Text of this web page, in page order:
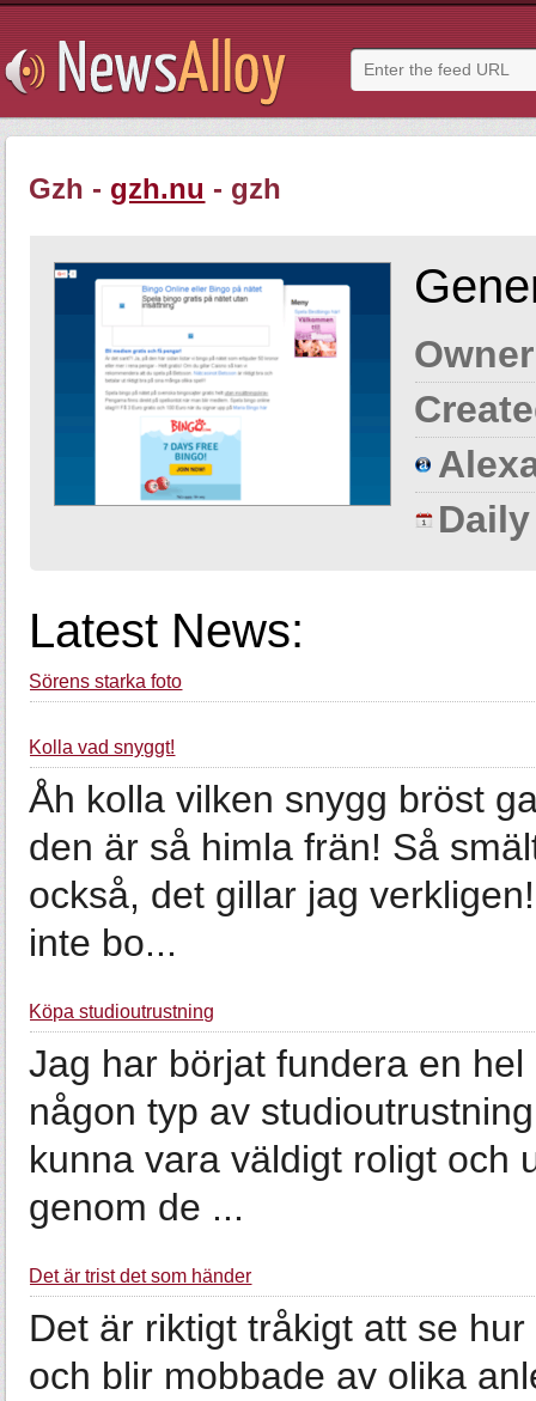
Gzh - gzh.nu - gzh
Latest News:
Sörens starka foto
Kolla vad snyggt!
Åh kolla vilken snygg bröst
den är så himla frän! Så
också, det gillar jag
inte bo...
Köpa studioutrustning
Jag har börjat fundera en
någon typ av
kunna vara väldigt roligt och
genom de ...
Det är trist det som händer
Det är riktigt tråkigt att se
och blir mobbade av olika